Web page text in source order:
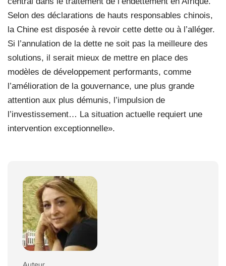
Selon des déclarations de hauts responsables chinois,
la Chine est disposée à revoir cette dette ou à l’alléger.
Si l’annulation de la dette ne soit pas la meilleure des
solutions, il serait mieux de mettre en place des
modèles de développement performants, comme
l’amélioration de la gouvernance, une plus grande
attention aux plus démunis, l’impulsion de
l’investissement… La situation actuelle requiert une
intervention exceptionnelle».